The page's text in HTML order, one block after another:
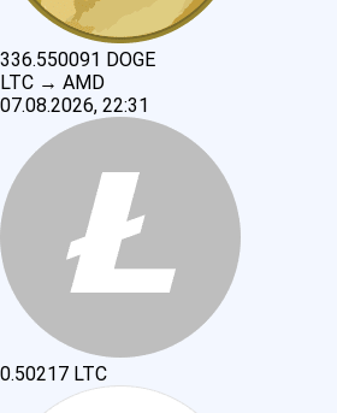
336.550091 DOGE
LTC → AMD
07.08.2026, 22:31
0.50217 LTC